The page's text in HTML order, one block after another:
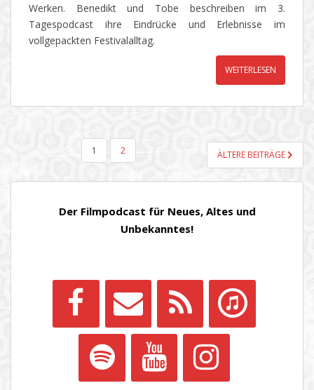
Werken. Benedikt und Tobe beschreiben im 3.
Tagespodcast ihre Eindrücke und Erlebnisse im
vollgepackten Festivalalltag.
WEITERLESEN
SEITENNUMMERIERUNG
BEITRÄGE
1 2 ÄLTERE BEITRÄGE
Der Filmpodcast für Neues, Altes und
Unbekanntes!